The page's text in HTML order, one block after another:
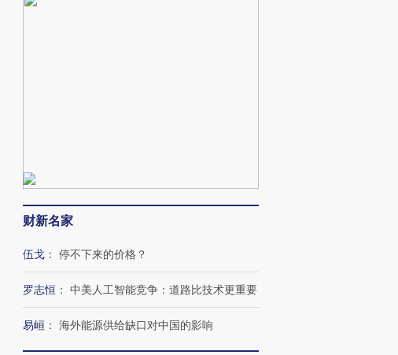
财新名家
伍戈 ： 停不下来的价格？
罗志恒 ： 中美人工智能竞争：道路比技术更重要
易峘 ： 海外能源供给缺口对中国的影响